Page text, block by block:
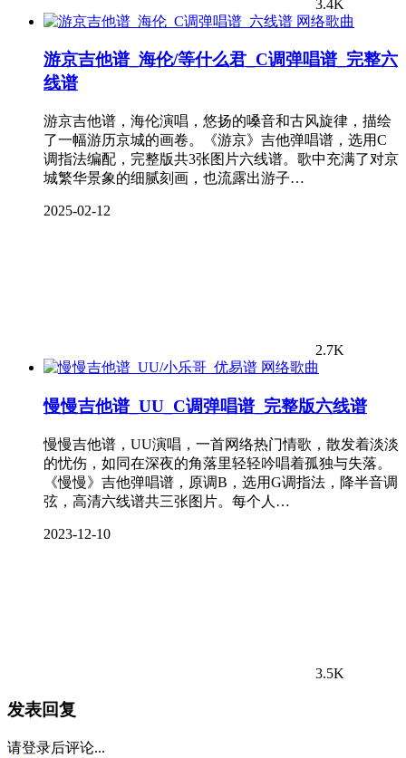
3.4K
网络歌曲
游京吉他谱_海伦/等什么君_C调弹唱谱_完整六
线谱
游京吉他谱，海伦演唱，悠扬的嗓音和古风旋律，描绘
了一幅游历京城的画卷。《游京》吉他弹唱谱，选用C
调指法编配，完整版共3张图片六线谱。歌中充满了对京
城繁华景象的细腻刻画，也流露出游子…
2025-02-12
2.7K
网络歌曲
慢慢吉他谱_UU_C调弹唱谱_完整版六线谱
慢慢吉他谱，UU演唱，一首网络热门情歌，散发着淡淡
的忧伤，如同在深夜的角落里轻轻吟唱着孤独与失落。
《慢慢》吉他弹唱谱，原调B，选用G调指法，降半音调
弦，高清六线谱共三张图片。每个人…
2023-12-10
3.5K
发表回复
请登录后评论...